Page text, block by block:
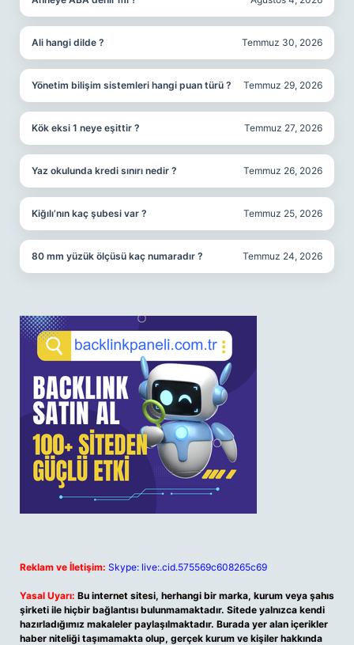
Ali hangi dilde ? Temmuz 30, 2026
Yönetim bilişim sistemleri hangi puan türü ? Temmuz 29, 2026
Kök eksi 1 neye eşittir ? Temmuz 27, 2026
Yaz okulunda kredi sınırı nedir ? Temmuz 26, 2026
Kiğılı’nın kaç şubesi var ? Temmuz 25, 2026
80 mm yüzük ölçüsü kaç numaradır ? Temmuz 24, 2026
Reklam ve İletişim: Skype: live:.cid.575569c608265c69
Yasal Uyarı: Bu internet sitesi, herhangi bir marka, kurum veya şahıs
şirketi ile hiçbir bağlantısı bulunmamaktadır. Sitede yalnızca kendi
hazırladığımız makaleler paylaşılmaktadır. Burada yer alan içerikler
haber niteliği taşımamakta olup, gerçek kurum ve kişiler hakkında